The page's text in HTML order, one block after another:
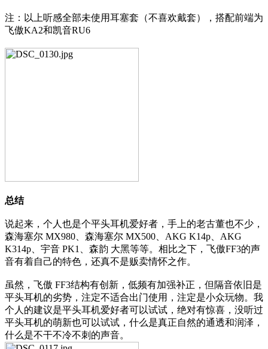
注：以上听感全部未使用耳塞套（不喜欢戴套），搭配前端为
飞傲KA2和凯音RU6
总结
说起来，个人也是个平头耳机爱好者，手上的老古董也不少，
森海塞尔 MX980、森海塞尔 MX500、AKG K14p、AKG
K314p、宇音 PK1、森韵 大黑等等。相比之下，飞傲FF3的声
音有着自己的特色，还真不是贩卖情怀之作。
虽然，飞傲 FF3结构有创新，低频有加强补正，但隔音依旧是
平头耳机的劣势，注定不适合出门使用，注定是小众玩物。我
个人的建议是平头耳机爱好者可以试试，绝对有惊喜，没听过
平头耳机的萌新也可以试试，什么是真正自然的通透和润泽，
什么是不干不冷不刺的声音。